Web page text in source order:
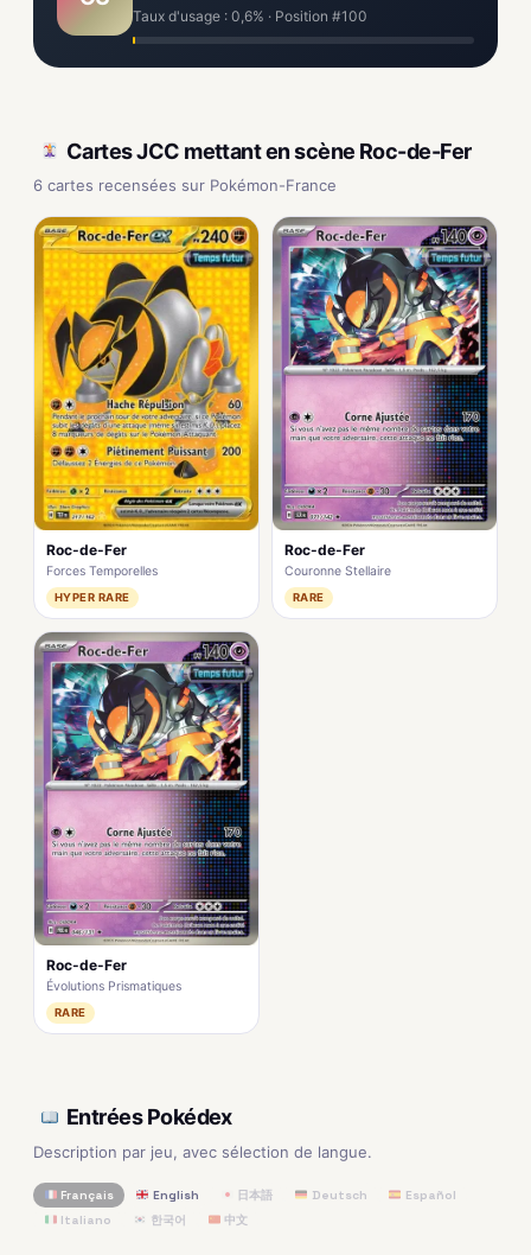
Taux d'usage : 0,6% · Position #100
Cartes JCC mettant en scène Roc-de-Fer
6 cartes recensées sur Pokémon-France
Roc-de-Fer
Forces Temporelles
HYPER RARE
Roc-de-Fer
Couronne Stellaire
RARE
Roc-de-Fer
Évolutions Prismatiques
RARE
Entrées Pokédex
Description par jeu, avec sélection de langue.
Français English 日本語 Deutsch
Español
Italiano
한국어 中文